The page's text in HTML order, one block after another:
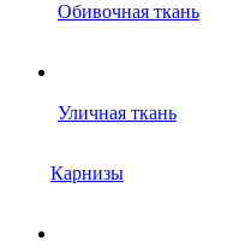
Обивочная ткань
Уличная ткань
Карнизы